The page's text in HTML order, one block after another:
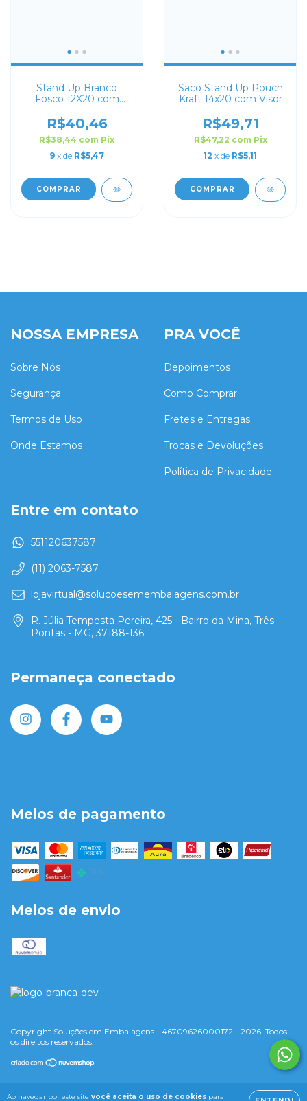
Ao navegar por este site você aceita o uso de cookies para
Stand Up Branco
Fosco 12X20 com
R$40,46
R$38,44 com Pix
9 x de R$5,47
COMPRAR
Saco Stand Up Pouch
Kraft 14x20 com Visor
R$49,71
R$47,22 com Pix
12 x de R$5,11
COMPRAR
NOSSA EMPRESA
Sobre Nós
Segurança
Termos de Uso
Onde Estamos
PRA VOCÊ
Depoimentos
Como Comprar
Fretes e Entregas
Trocas e Devoluções
Política de Privacidade
Entre em contato
551120637587
(11) 2063-7587
lojavirtual@solucoesemembalagens.com.br
R. Júlia Tempesta Pereira, 425 - Bairro da Mina, Três
Pontas - MG, 37188-136
Permaneça conectado
Meios de pagamento
Meios de envio
Copyright Soluções em Embalagens - 46709626000172 - 2026. Todos
os direitos reservados.